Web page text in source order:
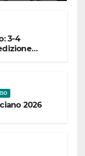
3-4
2026